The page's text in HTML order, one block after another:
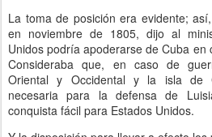
La toma de posición era evidente;
en noviembre de 1805, dijo al
Unidos podría apoderarse de Cuba en
Consideraba que, en caso de
Oriental y Occidental y la isla de
necesaria para la defensa de
conquista fácil para Estados Unidos.